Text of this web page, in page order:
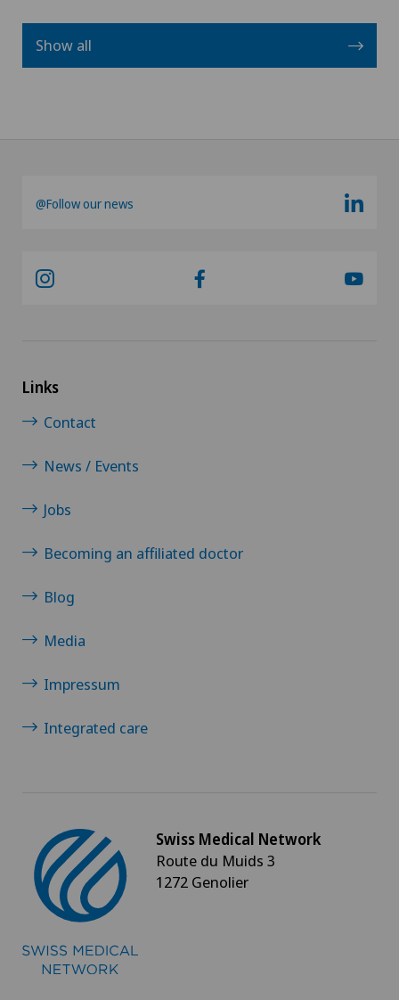
Show all
@Follow our news
Links
Contact
News / Events
Jobs
Becoming an affiliated doctor
Blog
Media
Impressum
Integrated care
Swiss Medical Network
Route du Muids 3
1272 Genolier